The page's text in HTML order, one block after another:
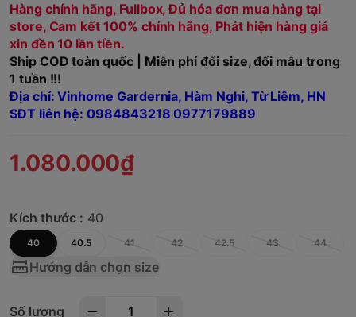
Hàng chính hãng, Fullbox, Đủ hóa đơn mua hàng tại
store, Cam kết 100% chính hãng, Phát hiện hàng giả
xin đền 10 lần tiền.
Ship COD toàn quốc | Miễn phí đổi size, đổi mẫu trong
1 tuần !!!
Địa chỉ: Vinhome Gardernia, Hàm Nghi, Từ Liêm, HN
SĐT liên hệ: 0984843218 0977179889
1.080.000₫
Kích thước : 40
40 40.5 41 42 42.5 43 44
Hướng dẫn chọn size
Số lượng